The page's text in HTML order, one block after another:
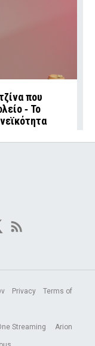
που
‑ Το
Privacy Terms of
Streaming Arion